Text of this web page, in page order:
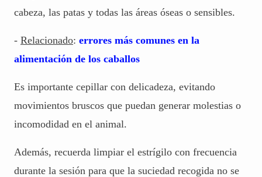
cabeza, las patas y todas las áreas óseas o sensibles.
- Relacionado: errores más comunes en la
alimentación de los caballos
Es importante cepillar con delicadeza, evitando
movimientos bruscos que puedan generar molestias o
incomodidad en el animal.
Además, recuerda limpiar el estrígilo con frecuencia
durante la sesión para que la suciedad recogida no se